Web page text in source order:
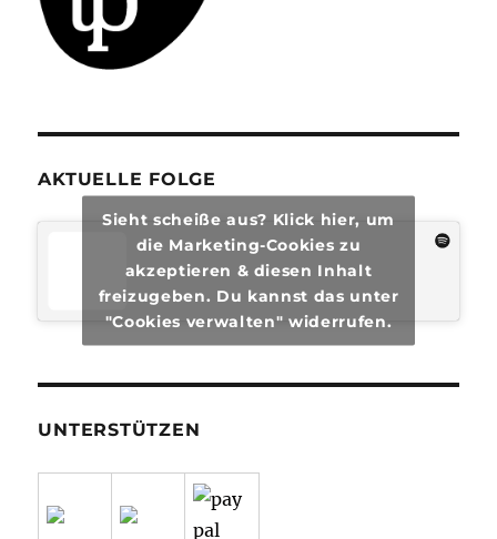
AKTUELLE FOLGE
Sieht scheiße aus? Klick hier, um
die Marketing-Cookies zu
akzeptieren & diesen Inhalt
freizugeben. Du kannst das unter
"Cookies verwalten" widerrufen.
UNTERSTÜTZEN